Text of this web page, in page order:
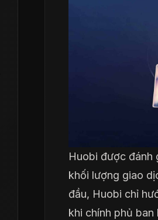
Huobi được đánh
khối lượng giao
đầu, Huobi chỉ
khi chính phủ